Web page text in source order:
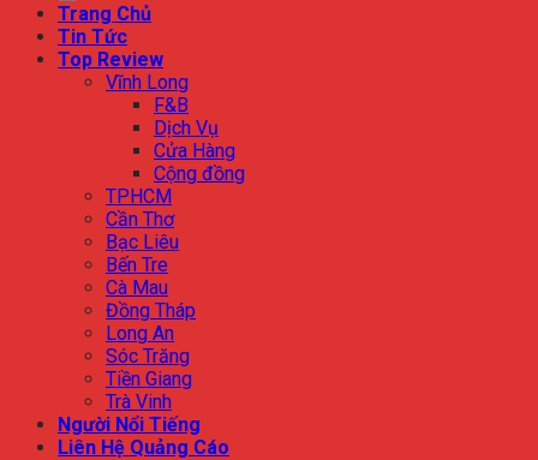
Trang Chủ
Tin Tức
Top Review
Vĩnh Long
F&B
Dịch Vụ
Cửa Hàng
Cộng đồng
TPHCM
Cần Thơ
Bạc Liêu
Bến Tre
Cà Mau
Đồng Tháp
Long An
Sóc Trăng
Tiền Giang
Trà Vinh
Người Nổi Tiếng
Liên Hệ Quảng Cáo